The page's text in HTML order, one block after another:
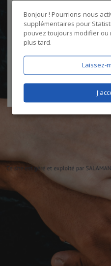
J'accepte lesCGUet la
certifie être âgé de plus de 18
Bonjour ! Pourrions-nous
supplémentaires pour
pouvez toujours modifier
plus tard.
Laissez-